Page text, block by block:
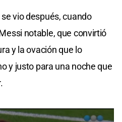
vio después, cuando
notable, que convirtió
y la ovación que lo
y justo para una noche que